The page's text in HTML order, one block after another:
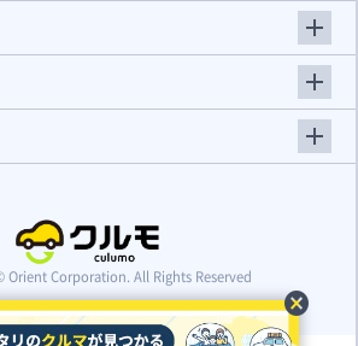
cancel
Corporation. All Rights Reserved